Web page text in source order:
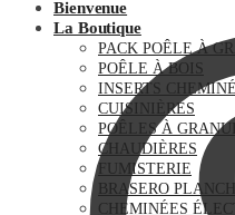
Bienvenue
La Boutique
PACK POÊLE À
POÊLE À BOIS
INSERTS
CUISINIÈRES
POÊLES À
CHAUDIÈRES
FUMISTERIE
BRASERO
CHEMINÉES